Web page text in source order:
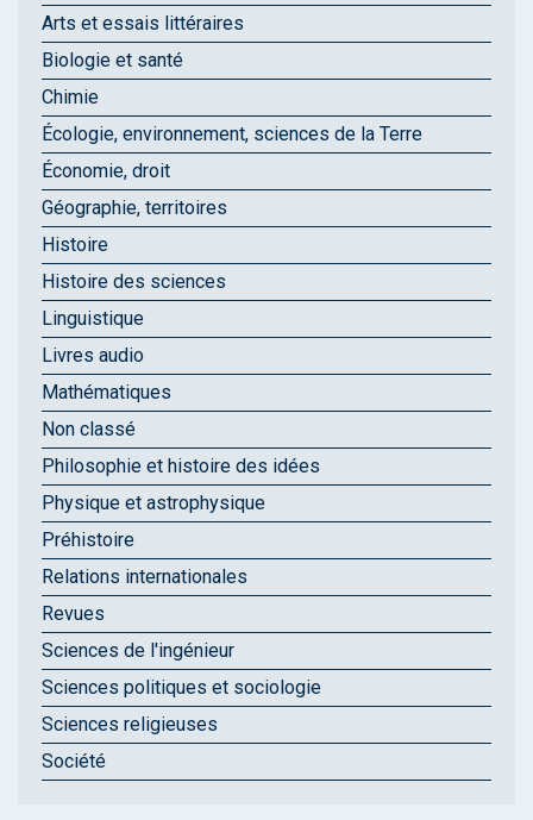
Arts et essais littéraires
Biologie et santé
Chimie
Écologie, environnement, sciences de la Terre
Économie, droit
Géographie, territoires
Histoire
Histoire des sciences
Linguistique
Livres audio
Mathématiques
Non classé
Philosophie et histoire des idées
Physique et astrophysique
Préhistoire
Relations internationales
Revues
Sciences de l'ingénieur
Sciences politiques et sociologie
Sciences religieuses
Société